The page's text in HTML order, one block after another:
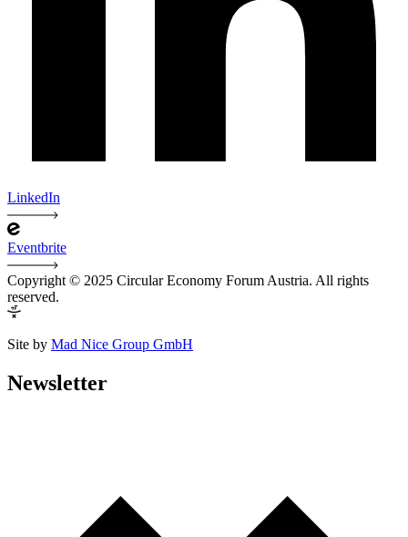
LinkedIn
Eventbrite
Copyright © 2025 Circular Economy Forum Austria. All rights
reserved.
Site by Mad Nice Group GmbH
Newsletter